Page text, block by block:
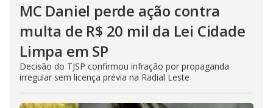
MC Daniel perde ação contra
multa de R$ 20 mil da Lei Cidade
Limpa em SP
Decisão do TJSP confirmou infração por propaganda
irregular sem licença prévia na Radial Leste